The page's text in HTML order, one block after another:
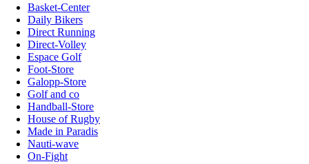
Basket-Center
Daily Bikers
Direct Running
Direct-Volley
Espace Golf
Foot-Store
Galopp-Store
Golf and co
Handball-Store
House of Rugby
Made in Paradis
Nauti-wave
On-Fight